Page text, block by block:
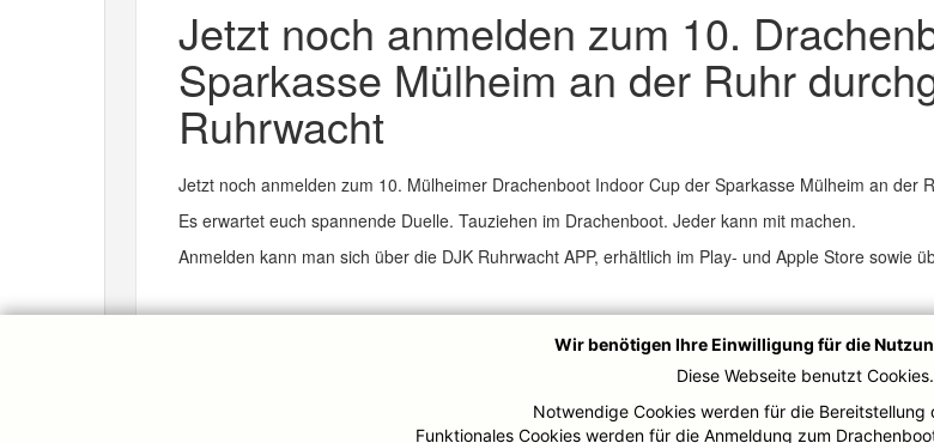
Jetzt noch anmelden zum 10.
Sparkasse Mülheim an der Ruhr
Ruhrwacht
Jetzt noch anmelden zum 10. Mülheimer Drachenboot Indoor Cup der Sparkasse Mülheim an der
Es erwartet euch spannende Duelle. Tauziehen im Drachenboot. Jeder kann mit machen.
Anmelden kann man sich über die DJK Ruhrwacht APP, erhältlich im Play- und Apple Store sowie
Wir benötigen Ihre Einwilligung für die
Diese Webseite benutzt Cookies.
Notwendige Cookies werden für die Bereitstellung
Funktionales Cookies werden für die Anmeldung zum